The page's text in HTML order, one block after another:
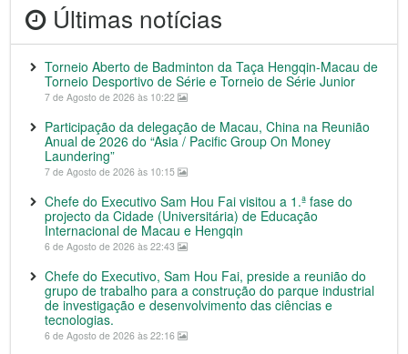
Últimas notícias
Torneio Aberto de Badminton da Taça Hengqin-Macau de
Torneio Desportivo de Série e Torneio de Série Junior
7 de Agosto de 2026 às 10:22
Participação da delegação de Macau, China na Reunião
Anual de 2026 do “Asia / Pacific Group On Money
Laundering”
7 de Agosto de 2026 às 10:15
Chefe do Executivo Sam Hou Fai visitou a 1.ª fase do
projecto da Cidade (Universitária) de Educação
Internacional de Macau e Hengqin
6 de Agosto de 2026 às 22:43
Chefe do Executivo, Sam Hou Fai, preside a reunião do
grupo de trabalho para a construção do parque industrial
de investigação e desenvolvimento das ciências e
tecnologias.
6 de Agosto de 2026 às 22:16